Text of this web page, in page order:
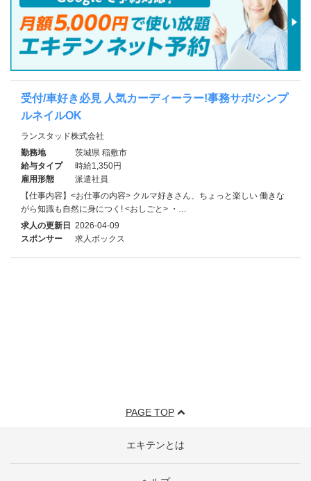
受付/車好き必見 人気カーディーラー!事務サポ/シンプ
ルネイルOK
ランスタッド株式会社
勤務地
茨城県 稲敷市
給与タイプ
時給1,350円
雇用形態
派遣社員
【仕事内容】<お仕事の内容> クルマ好きさん、ちょっと楽しい 働きな
がら知識も自然に身につく! <おしごと> ・…
求人の更新日 2026-04-09
スポンサー
求人ボックス
PAGE TOP
エキテンとは